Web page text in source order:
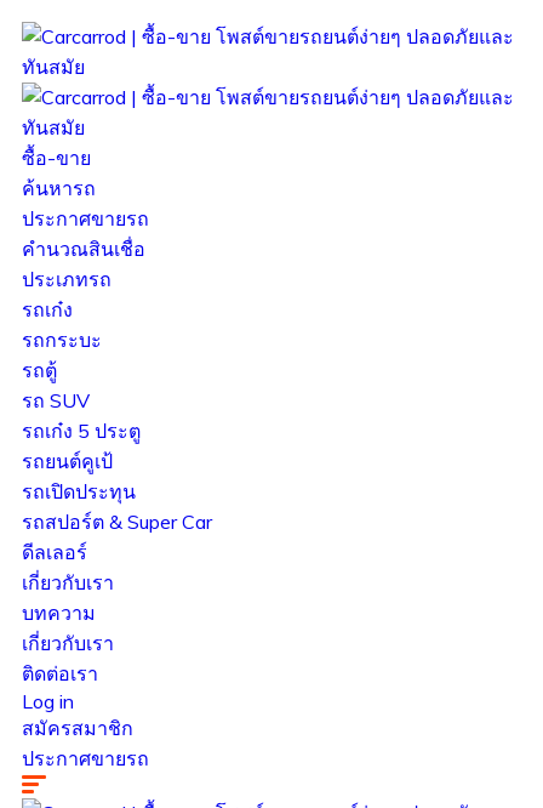
ซื้อ-ขาย
ค้นหารถ
ประกาศขายรถ
คำนวณสินเชื่อ
ประเภทรถ
รถเก๋ง
รถกระบะ
รถตู้
รถ SUV
รถเก๋ง 5 ประตู
รถยนต์คูเป้
รถเปิดประทุน
รถสปอร์ต & Super Car
ดีลเลอร์
เกี่ยวกับเรา
บทความ
เกี่ยวกับเรา
ติดต่อเรา
Log in
สมัครสมาชิก
ประกาศขายรถ